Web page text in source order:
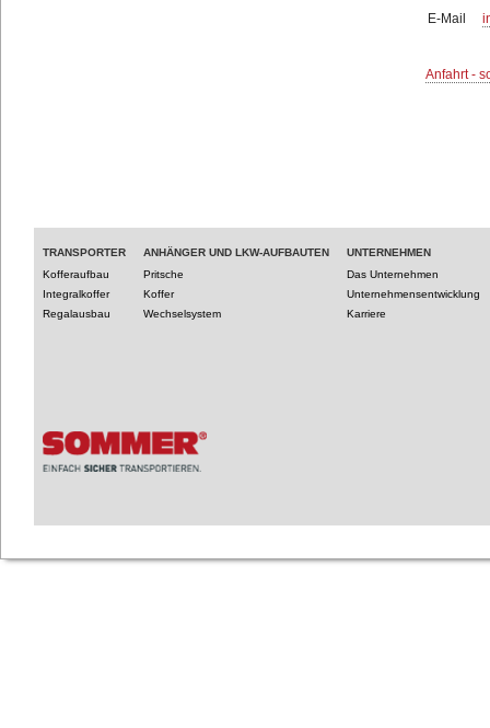
E-Mail
Anfahrt -
TRANSPORTER
Kofferaufbau
Integralkoffer
Regalausbau
ANHÄNGER UND LKW-AUFBAUTEN
Pritsche
Koffer
Wechselsystem
UNTERNEHMEN
Das Unternehmen
Unternehmensentwicklung
Karriere